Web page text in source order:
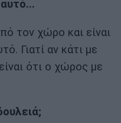
τον χώρο και είναι
Γιατί αν κάτι με
ότι ο χώρος με